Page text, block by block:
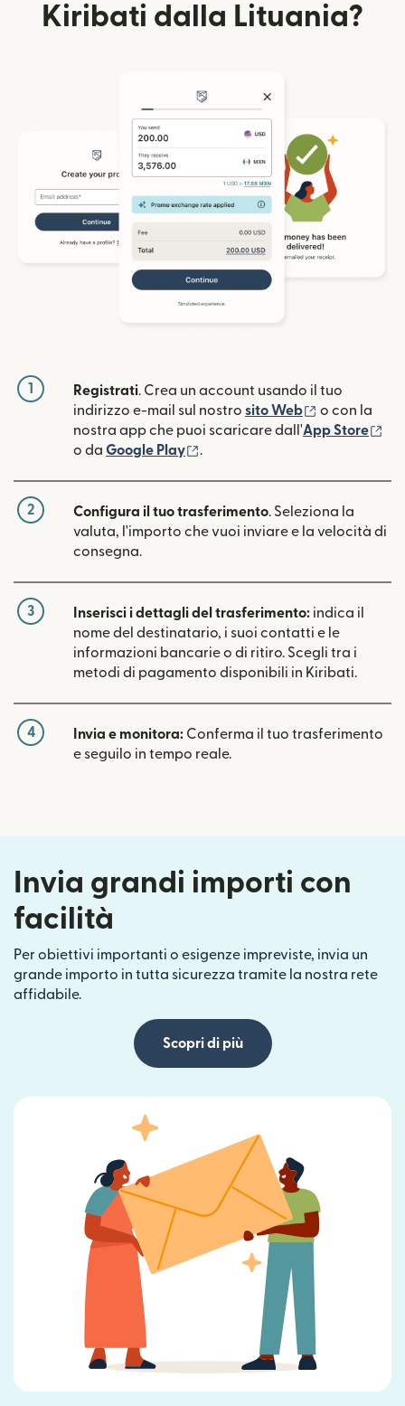
Kiribati dalla Lituania?
1 Registrati. Crea un account usando il tuo
indirizzo e-mail sul nostro sito Web (si apre in
o con la
nostra app che puoi scaricare dall'App Store
o da Google Play .
2 Configura il tuo trasferimento. Seleziona la
valuta, l'importo che vuoi inviare e la velocità di
consegna.
3 Inserisci i dettagli del trasferimento: indica il
nome del destinatario, i suoi contatti e le
informazioni bancarie o di ritiro. Scegli tra i
metodi di pagamento disponibili in Kiribati.
4 Invia e monitora: Conferma il tuo trasferimento
e seguilo in tempo reale.
Invia grandi importi con
facilità
Per obiettivi importanti o esigenze impreviste, invia un
grande importo in tutta sicurezza tramite la nostra rete
affidabile.
Scopri di più